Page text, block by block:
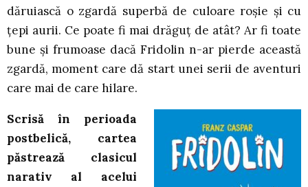
dăruiască o zgardă superbă de culoare roșie și cu
țepi aurii. Ce poate fi mai drăguț de atât? Ar fi toate
bune și frumoase dacă Fridolin n-ar pierde această
zgardă, moment care dă start unei serii de aventuri
care mai de care hilare.
Scrisă în perioada
postbelică, cartea
păstrează clasicul
narativ al acelui